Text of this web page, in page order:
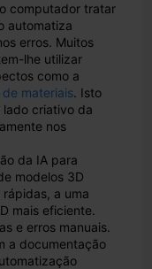
computador tratar
automatiza
erros. Muitos
lhe utilizar
como a
materiais. Isto
criativo da
nos
da IA para
modelos 3D
a uma
mais eficiente.
e erros manuais.
a documentação